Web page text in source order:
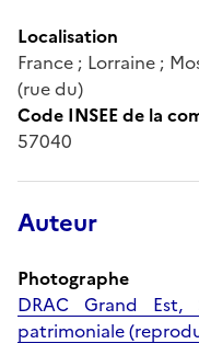
Localisation
France ; Lorraine ;
(rue du)
Code INSEE de la
57040
Auteur
Photographe
DRAC Grand Est,
patrimoniale